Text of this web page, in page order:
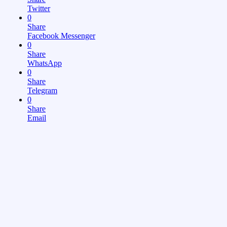
Twitter
0
Share
Facebook Messenger
0
Share
WhatsApp
0
Share
Telegram
0
Share
Email